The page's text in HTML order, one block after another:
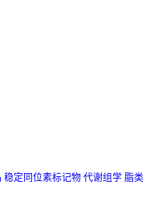
稳定同位素标记物 代谢组学 脂类